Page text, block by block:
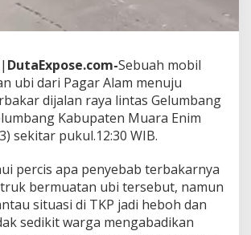
| DutaExpose.com-Sebuah mobil
ubi dari Pagar Alam menuju
dijalan raya lintas Gelumbang
Kabupaten Muara Enim
sekitar pukul.12:30 WIB.
percis apa penyebab terbakarnya
bermuatan ubi tersebut, namun
situasi di TKP jadi heboh dan
sedikit warga mengabadikan